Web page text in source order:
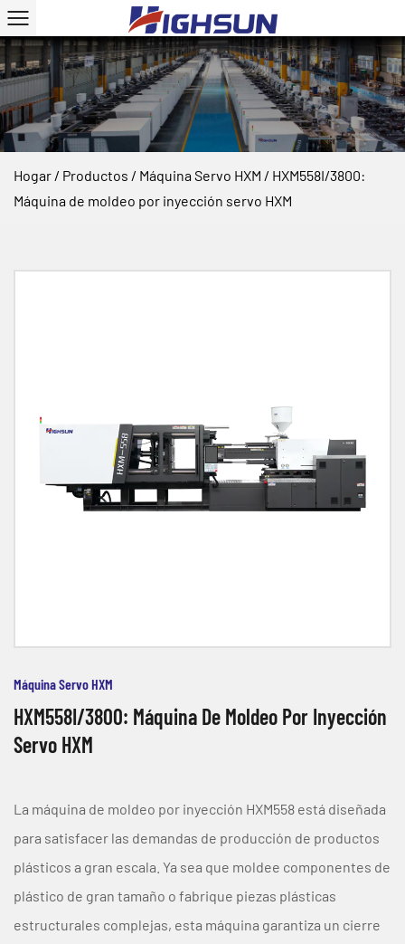
Hogar / Productos / Máquina Servo HXM / HXM558I/3800:
Máquina de moldeo por inyección servo HXM
Máquina Servo HXM
HXM558I/3800: Máquina De Moldeo Por Inyección
Servo HXM
La máquina de moldeo por inyección HXM558 está diseñada
para satisfacer las demandas de producción de productos
plásticos a gran escala. Ya sea que moldee componentes de
plástico de gran tamaño o fabrique piezas plásticas
estructurales complejas, esta máquina garantiza un cierre